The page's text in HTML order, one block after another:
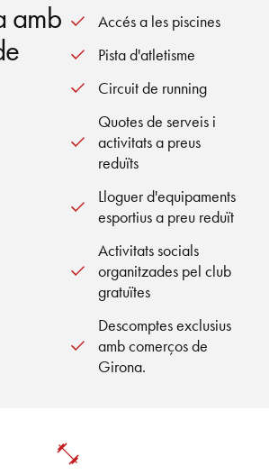
amb
Accés a les piscines
Pista d'atletisme
Circuit de running
Quotes de serveis i
activitats a preus
reduïts
Lloguer d'equipaments
esportius a preu reduït
Activitats socials
organitzades pel club
gratuïtes
Descomptes exclusius
amb comerços de
Girona.